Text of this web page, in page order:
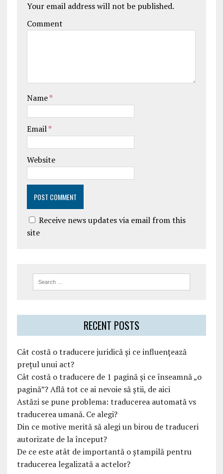
Your email address will not be published.
Comment
Name*
Email*
Website
Receive news updates via email from this
site
RECENT POSTS
Cât costă o traducere juridică și ce influențează
prețul unui act?
Cât costă o traducere de 1 pagină și ce înseamnă „o
pagină”? Află tot ce ai nevoie să știi, de aici
Astăzi se pune problema: traducerea automată vs
traducerea umană. Ce alegi?
Din ce motive merită să alegi un birou de traduceri
autorizate de la început?
De ce este atât de importantă o ștampilă pentru
traducerea legalizată a actelor?